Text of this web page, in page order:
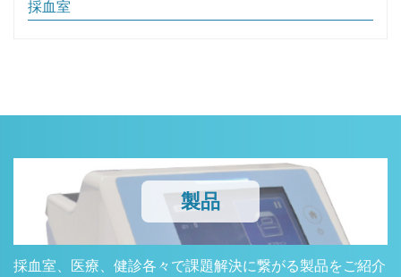
採血室
製品
採血室、医療、健診各々で課題解決に繋がる製品をご紹介